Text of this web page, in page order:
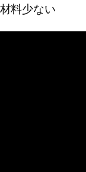
料少ない